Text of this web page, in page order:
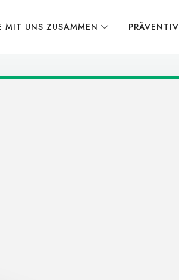
MIT UNS ZUSAMMEN PRÄVENTIV